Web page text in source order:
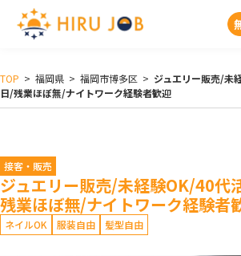
TOP > 福岡県 > 福岡市博多区 > ジュエリー販売/未
日/残業ほぼ無/ナイトワーク経験者歓迎
接客・販売
ジュエリー販売/未経験OK/40代
残業ほぼ無/ナイトワーク経験者
ネイルOK 服装自由 髪型自由